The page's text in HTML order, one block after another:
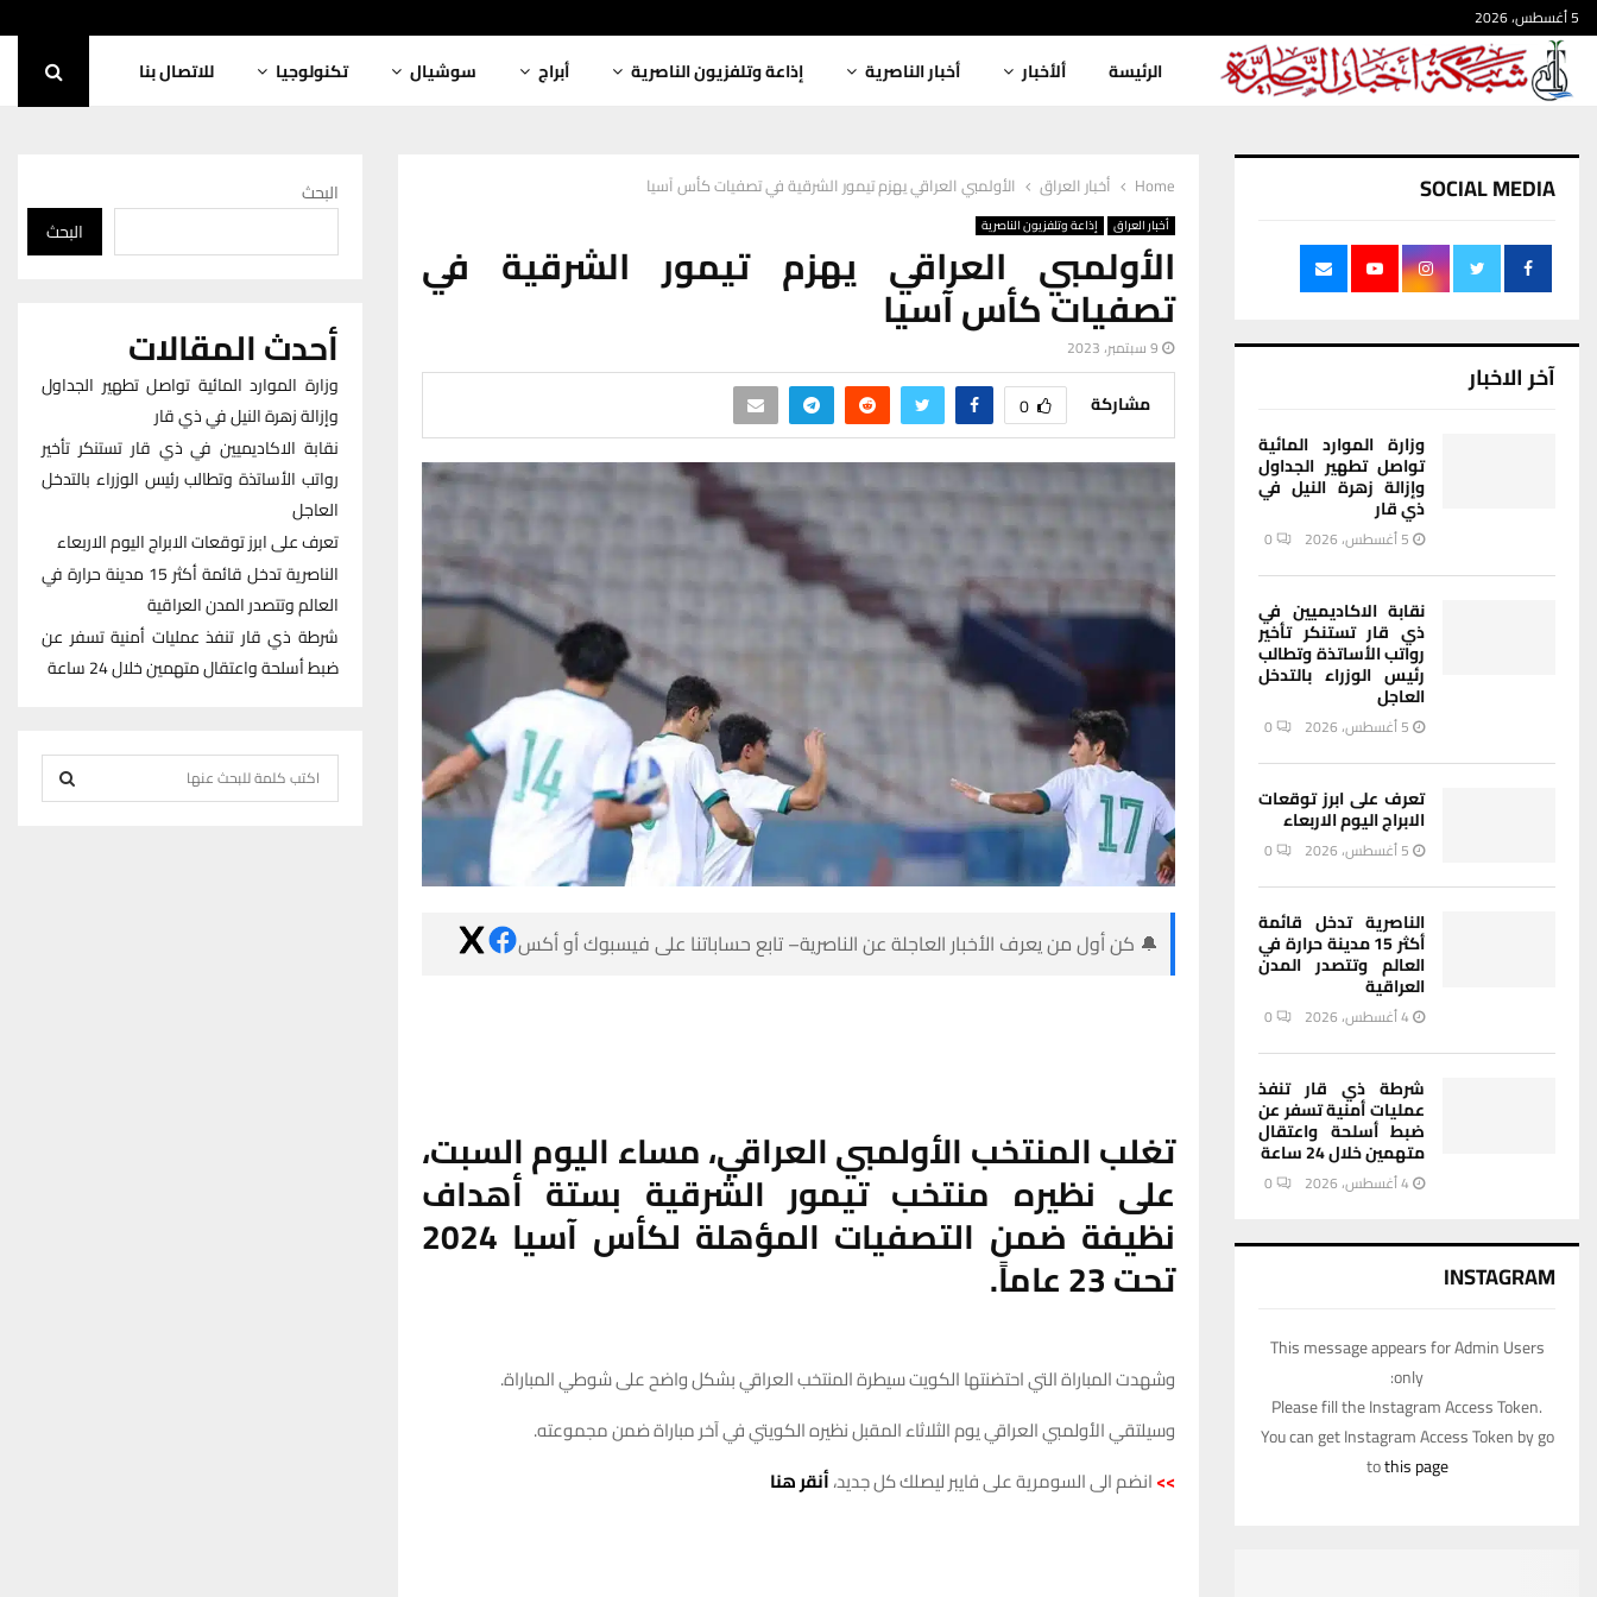
5 أغسطس، 2026
الرئيسة ألأخبار أخبار الناصرية إذاعة وتلفزيون الناصرية أبراج سوشيال تكنولوجيا للاتصال بنا
Home أخبار العراق الأولمبي العراقي يهزم تيمور الشرقية في تصفيات كأس آسيا
أخبار العراق إذاعة وتلفزيون الناصرية
الأولمبي العراقي يهزم تيمور الشرقية في
تصفيات كأس آسيا
9 سبتمبر، 2023
مشاركة 0
🔔 كن أول من يعرف الأخبار العاجلة عن الناصرية– تابع حساباتنا على فيسبوك أو أكس
تغلب المنتخب الأولمبي العراقي، مساء اليوم السبت،
على نظيره منتخب تيمور الشرقية بستة أهداف
نظيفة ضمن التصفيات المؤهلة لكأس آسيا 2024
تحت 23 عاماً.
وشهدت المباراة التي احتضنتها الكويت سيطرة المنتخب العراقي بشكل واضح على شوطي المباراة.
وسيلتقي الأولمبي العراقي يوم الثلاثاء المقبل نظيره الكويتي في آخر مباراة ضمن مجموعته.
>>انضم الى السومرية على فايبر ليصلك كل جديد،أنقر هنا
SOCIAL MEDIA
آخر الاخبار
وزارة الموارد المائية
تواصل تطهير الجداول
وإزالة زهرة النيل في
ذي قار
5 أغسطس، 2026 0
نقابة الاكاديميين في
ذي قار تستنكر تأخير
رواتب الأساتذة وتطالب
رئيس الوزراء بالتدخل
العاجل
5 أغسطس، 2026 0
تعرف على ابرز توقعات
الابراج اليوم الاربعاء
5 أغسطس، 2026 0
الناصرية تدخل قائمة
أكثر 15 مدينة حرارة في
العالم وتتصدر المدن
العراقية
4 أغسطس، 2026 0
شرطة ذي قار تنفذ
عمليات أمنية تسفر عن
ضبط أسلحة واعتقال
متهمين خلال 24 ساعة
4 أغسطس، 2026 0
INSTAGRAM
This message appears for Admin Users
only:
Please fill the Instagram Access Token.
You can get Instagram Access Token by go
tothis page
البحث
البحث
أحدث المقالات
وزارة الموارد المائية تواصل تطهير الجداول
وإزالة زهرة النيل في ذي قار
نقابة الاكاديميين في ذي قار تستنكر تأخير
رواتب الأساتذة وتطالب رئيس الوزراء بالتدخل
العاجل
تعرف على ابرز توقعات الابراج اليوم الاربعاء
الناصرية تدخل قائمة أكثر 15 مدينة حرارة في
العالم وتتصدر المدن العراقية
شرطة ذي قار تنفذ عمليات أمنية تسفر عن
ضبط أسلحة واعتقال متهمين خلال 24 ساعة
e